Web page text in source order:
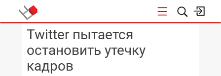
КОНФЕРЕНЦИИ
Twitter пытается
остановить утечку
кадров